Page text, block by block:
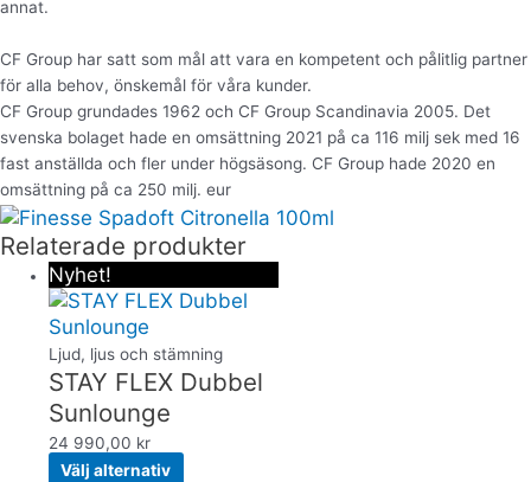
annat.
CF Group har satt som mål att vara en kompetent och pålitlig partner
för alla behov, önskemål för våra kunder.
CF Group grundades 1962 och CF Group Scandinavia 2005. Det
svenska bolaget hade en omsättning 2021 på ca 116 milj sek med 16
fast anställda och fler under högsäsong. CF Group hade 2020 en
omsättning på ca 250 milj. eur
Relaterade produkter
Nyhet!
Ljud, ljus och stämning
STAY FLEX Dubbel
Sunlounge
24 990,00 kr
Välj alternativ